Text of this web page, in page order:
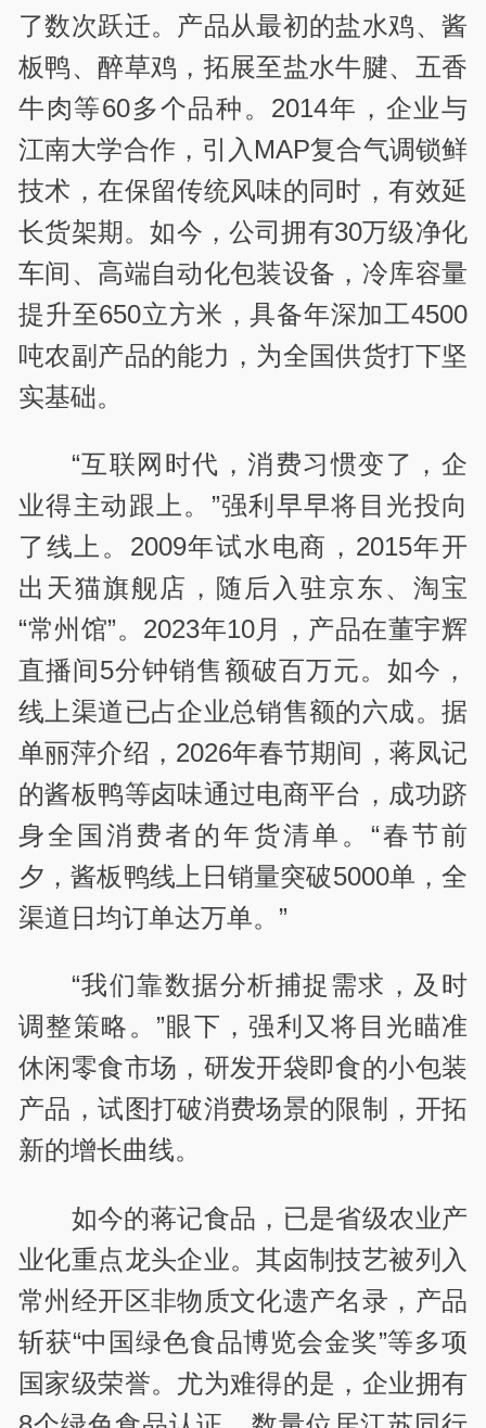
了数次跃迁。产品从最初的盐水鸡、酱
板鸭、醉草鸡，拓展至盐水牛腱、五香
牛肉等60多个品种。2014年，企业与
江南大学合作，引入MAP复合气调锁鲜
技术，在保留传统风味的同时，有效延
长货架期。如今，公司拥有30万级净化
车间、高端自动化包装设备，冷库容量
提升至650立方米，具备年深加工4500
吨农副产品的能力，为全国供货打下坚
实基础。
“互联网时代，消费习惯变了，企
业得主动跟上。”强利早早将目光投向
了线上。2009年试水电商，2015年开
出天猫旗舰店，随后入驻京东、淘宝
“常州馆”。2023年10月，产品在董宇辉
直播间5分钟销售额破百万元。如今，
线上渠道已占企业总销售额的六成。据
单丽萍介绍，2026年春节期间，蒋凤记
的酱板鸭等卤味通过电商平台，成功跻
身全国消费者的年货清单。“春节前
夕，酱板鸭线上日销量突破5000单，全
渠道日均订单达万单。”
“我们靠数据分析捕捉需求，及时
调整策略。”眼下，强利又将目光瞄准
休闲零食市场，研发开袋即食的小包装
产品，试图打破消费场景的限制，开拓
新的增长曲线。
如今的蒋记食品，已是省级农业产
业化重点龙头企业。其卤制技艺被列入
常州经开区非物质文化遗产名录，产品
斩获“中国绿色食品博览会金奖”等多项
国家级荣誉。尤为难得的是，企业拥有